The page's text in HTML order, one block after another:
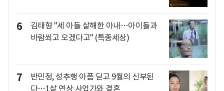
6
김태형 "세 아들 살해한 아내…아이들과
바람쐬고 오겠다고" (특종세상)
7
반민정, 성추행 아픔 딛고 9월의 신부된
다…1살 연상 사업가와 결혼